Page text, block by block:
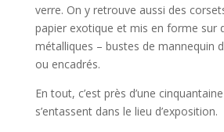
verre. On y retrouve aussi des
papier exotique et mis en forme sur
métalliques – bustes de mannequin
ou encadrés.
En tout, c’est près d’une
s’entassent dans le lieu d’exposition.